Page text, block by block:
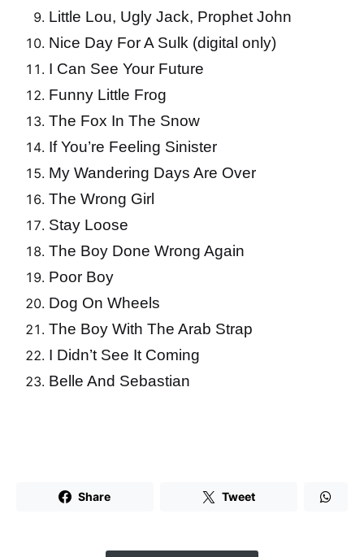
Little Lou, Ugly Jack, Prophet John
Nice Day For A Sulk (digital only)
I Can See Your Future
Funny Little Frog
The Fox In The Snow
If You’re Feeling Sinister
My Wandering Days Are Over
The Wrong Girl
Stay Loose
The Boy Done Wrong Again
Poor Boy
Dog On Wheels
The Boy With The Arab Strap
I Didn’t See It Coming
Belle And Sebastian
Share Tweet